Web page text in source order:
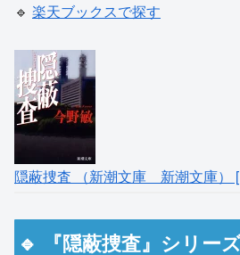
🔹 楽天ブックスで探す
隠蔽捜査 （新潮文庫 新潮文庫）
🔹 『隠蔽捜査』シリー